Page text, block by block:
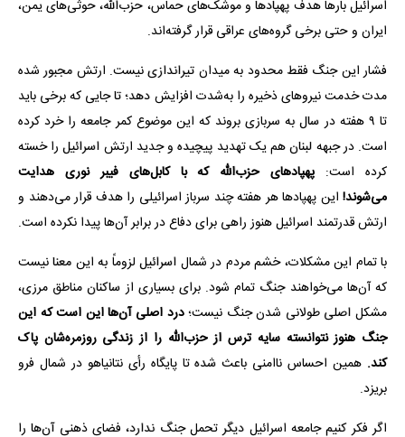
اسرائیل بارها هدف پهپادها و موشک‌های حماس، حزب‌الله، حوثی‌های یمن،
ایران و حتی برخی گروه‌های عراقی قرار گرفته‌اند.
فشار این جنگ فقط محدود به میدان تیراندازی نیست. ارتش مجبور شده
مدت خدمت نیروهای ذخیره را به‌شدت افزایش دهد؛ تا جایی که برخی باید
تا ۹ هفته در سال به سربازی بروند که این موضوع کمر جامعه را خرد کرده
است. در جبهه لبنان هم یک تهدید پیچیده و جدید ارتش اسرائیل را خسته
کرده است: پهپادهای حزب‌الله که با کابل‌های فیبر نوری هدایت
می‌شوند! این پهپادها هر هفته چند سرباز اسرائیلی را هدف قرار می‌دهند و
ارتش قدرتمند اسرائیل هنوز راهی برای دفاع در برابر آن‌ها پیدا نکرده است.
با تمام این مشکلات، خشم مردم در شمال اسرائیل لزوماً به این معنا نیست
که آن‌ها می‌خواهند جنگ تمام شود. برای بسیاری از ساکنان مناطق مرزی،
مشکل اصلی طولانی شدن جنگ نیست؛درد اصلی آن‌ها این است که این
جنگ هنوز نتوانسته سایه ترس از حزب‌الله را از زندگی روزمره‌شان پاک
کند. همین احساس ناامنی باعث شده تا پایگاه رأی نتانیاهو در شمال فرو
بریزد.
اگر فکر کنیم جامعه اسرائیل دیگر تحمل جنگ ندارد، فضای ذهنی آن‌ها را